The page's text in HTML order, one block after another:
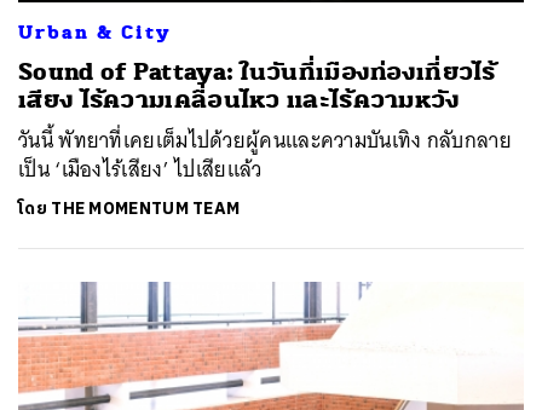
Urban & City
Sound of Pattaya: ในวันที่เมืองท่องเที่ยวไร้
เสียง ไร้ความเคลื่อนไหว และไร้ความหวัง
วันนี้ พัทยาที่เคยเต็มไปด้วยผู้คนและความบันเทิง กลับกลาย
เป็น ‘เมืองไร้เสียง’ ไปเสียแล้ว
โดย THE MOMENTUM TEAM